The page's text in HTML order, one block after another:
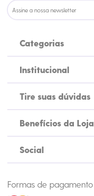
Categorias
Institucional
Tire suas dúvidas
Benefícios da Loja
Social
Formas de pagamento